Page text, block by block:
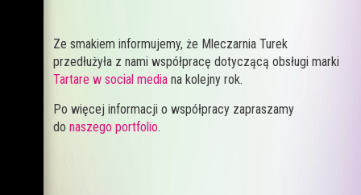
Ze smakiem informujemy, że Mleczarnia Turek
przedłużyła z nami współpracę dotyczącą obsługi marki
Tartare w social media na kolejny rok.
Po więcej informacji o współpracy zapraszamy
donaszego portfolio.